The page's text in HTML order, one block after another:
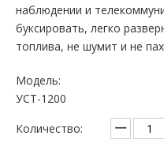
наблюдении и
буксировать, легко
топлива, не шумит и не
Модель:
УСТ-1200
Количество: